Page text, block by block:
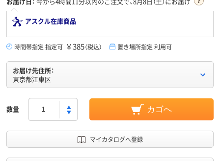
アスクル在庫商品
時間帯指定 指定可 ￥385（税込） 置き場所指定 利用可
お届け先住所：
東京都江東区
数量 カゴへ
マイカタログへ登録